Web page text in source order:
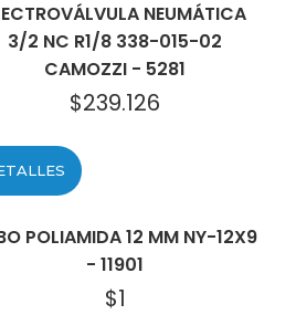
NEUMÁTICA
3/2 NC R1/8 338-015-02
CAMOZZI - 5281
$239.126
POLIAMIDA 12 MM NY-12X9
- 11901
$1